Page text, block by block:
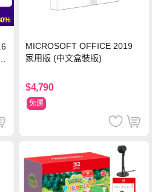
MICROSOFT OFFICE 2019
家用版 (中文盒裝版)
$4,790
免運